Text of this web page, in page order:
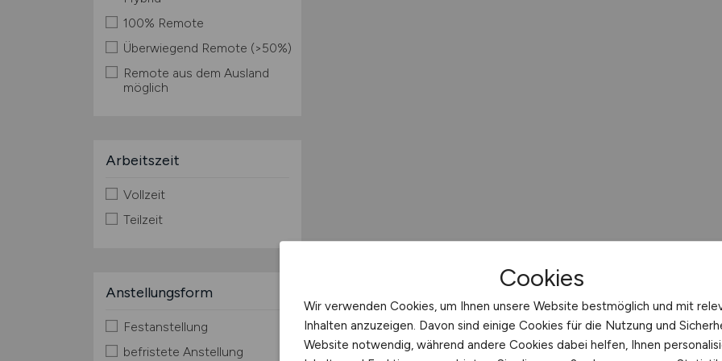
100% Remote
Überwiegend Remote (>50%)
Remote aus dem Ausland
möglich
Arbeitszeit
Vollzeit
Teilzeit
Anstellungsform
Festanstellung
befristete Anstellung
Cookies
Wir verwenden Cookies, um Ihnen unsere Website bestmöglich und mit
Inhalten anzuzeigen. Davon sind einige Cookies für die Nutzung und
Website notwendig, während andere Cookies dabei helfen, Ihnen